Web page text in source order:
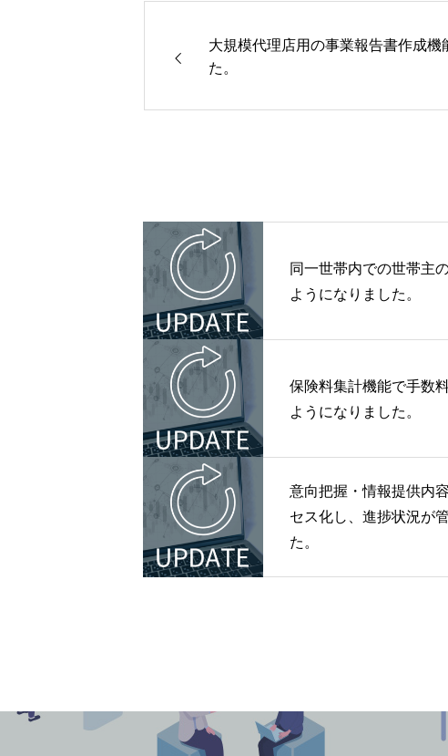
大規模代理店用の事業報告書作成機
た。
同一世帯内での世帯主
ようになりました。
保険料集計機能で手数
ようになりました。
意向把握・情報提供内
セス化し、進捗状況が
た。